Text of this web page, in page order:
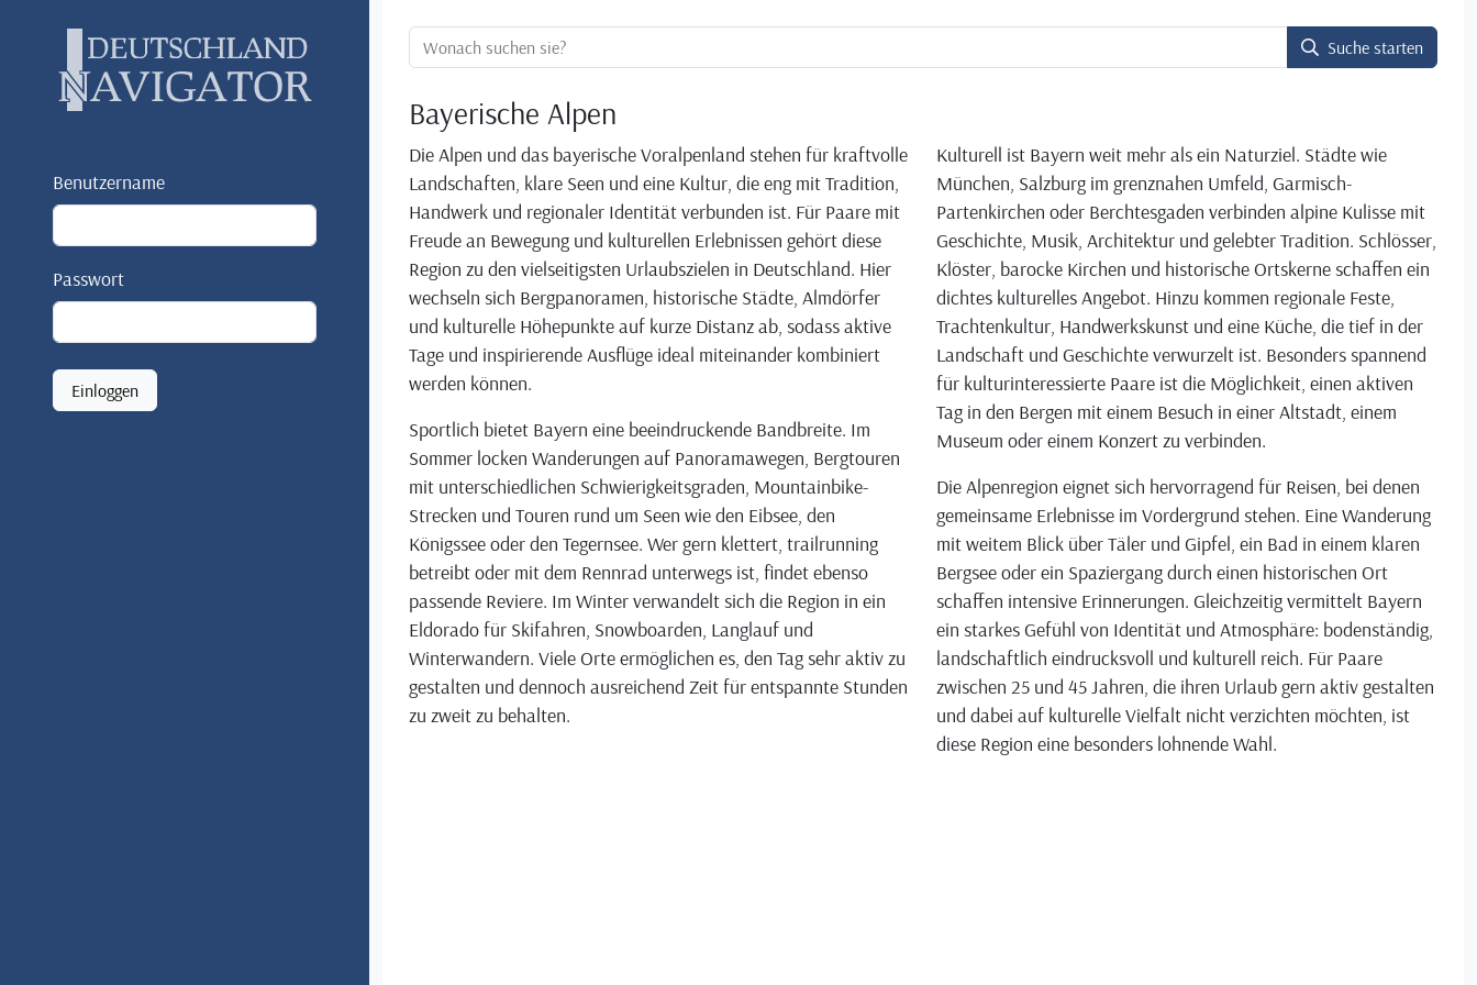
Benutzername
Passwort
Einloggen
Ortssuche: Suche starten
Bayerische Alpen
Die Alpen und das bayerische Voralpenland stehen für kraftvolle
Landschaften, klare Seen und eine Kultur, die eng mit Tradition,
Handwerk und regionaler Identität verbunden ist. Für Paare mit
Freude an Bewegung und kulturellen Erlebnissen gehört diese
Region zu den vielseitigsten Urlaubszielen in Deutschland. Hier
wechseln sich Bergpanoramen, historische Städte, Almdörfer
und kulturelle Höhepunkte auf kurze Distanz ab, sodass aktive
Tage und inspirierende Ausflüge ideal miteinander kombiniert
werden können.
Sportlich bietet Bayern eine beeindruckende Bandbreite. Im
Sommer locken Wanderungen auf Panoramawegen, Bergtouren
mit unterschiedlichen Schwierigkeitsgraden, Mountainbike-
Strecken und Touren rund um Seen wie den Eibsee, den
Königssee oder den Tegernsee. Wer gern klettert, trailrunning
betreibt oder mit dem Rennrad unterwegs ist, findet ebenso
passende Reviere. Im Winter verwandelt sich die Region in ein
Eldorado für Skifahren, Snowboarden, Langlauf und
Winterwandern. Viele Orte ermöglichen es, den Tag sehr aktiv zu
gestalten und dennoch ausreichend Zeit für entspannte Stunden
zu zweit zu behalten.
Kulturell ist Bayern weit mehr als ein Naturziel. Städte wie
München, Salzburg im grenznahen Umfeld, Garmisch-
Partenkirchen oder Berchtesgaden verbinden alpine Kulisse mit
Geschichte, Musik, Architektur und gelebter Tradition. Schlösser,
Klöster, barocke Kirchen und historische Ortskerne schaffen ein
dichtes kulturelles Angebot. Hinzu kommen regionale Feste,
Trachtenkultur, Handwerkskunst und eine Küche, die tief in der
Landschaft und Geschichte verwurzelt ist. Besonders spannend
für kulturinteressierte Paare ist die Möglichkeit, einen aktiven
Tag in den Bergen mit einem Besuch in einer Altstadt, einem
Museum oder einem Konzert zu verbinden.
Die Alpenregion eignet sich hervorragend für Reisen, bei denen
gemeinsame Erlebnisse im Vordergrund stehen. Eine Wanderung
mit weitem Blick über Täler und Gipfel, ein Bad in einem klaren
Bergsee oder ein Spaziergang durch einen historischen Ort
schaffen intensive Erinnerungen. Gleichzeitig vermittelt Bayern
ein starkes Gefühl von Identität und Atmosphäre: bodenständig,
landschaftlich eindrucksvoll und kulturell reich. Für Paare
zwischen 25 und 45 Jahren, die ihren Urlaub gern aktiv gestalten
und dabei auf kulturelle Vielfalt nicht verzichten möchten, ist
diese Region eine besonders lohnende Wahl.